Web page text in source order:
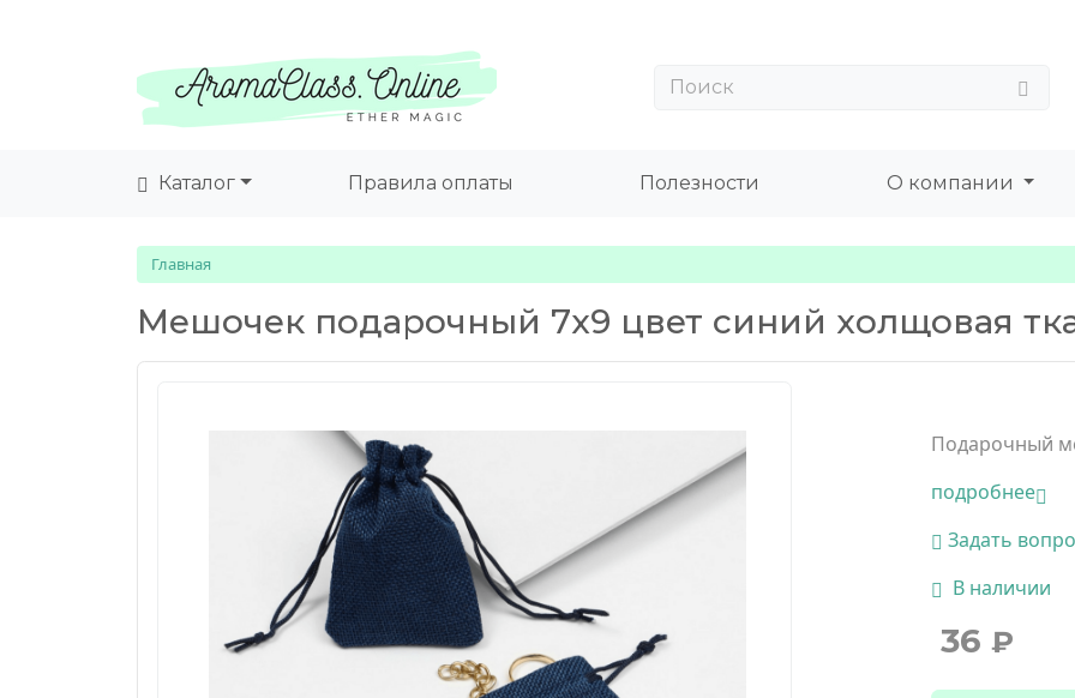
Каталог Правила оплаты Полезности О компании
Главная
Мешочек подарочный 7х9 цвет синий холщовая
Подарочный
подробнее
Задать
В наличии
36 ₽